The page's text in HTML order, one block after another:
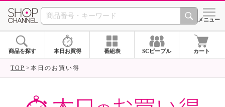
SHOP CHANNEL ショッ
メニュー
商品を探す 本日お買得 番組表 SCピープル カート
TOP 本日のお買い得